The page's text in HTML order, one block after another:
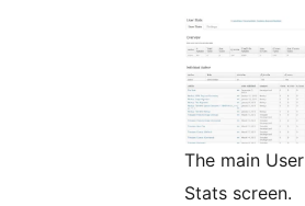
The main User
Stats screen.